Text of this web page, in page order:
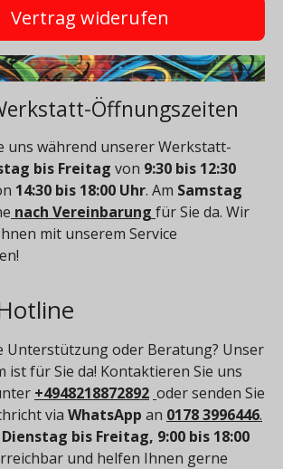
Vertrag widerufen
Öffnungszeiten
uns während unserer Werkstatt-
bis Freitag von 9:30 bis 12:30
14:30 bis 18:00 Uhr. Am Samstag
nach Vereinbarung für Sie da. Wir
mit unserem Service
Unterstützung oder Beratung? Unser
ist für Sie da! Kontaktieren Sie uns
+4948218872892 oder senden Sie
via WhatsApp an 0178 3996446.
Dienstag bis Freitag, 9:00 bis 18:00
und helfen Ihnen gerne